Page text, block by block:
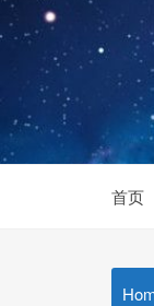
Skip
to
content
首页